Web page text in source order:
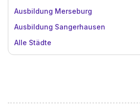
Ausbildung Merseburg
Ausbildung Sangerhausen
Alle Städte